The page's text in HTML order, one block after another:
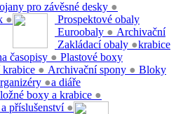
pro závěsné desky ●
●
Prospektové obaly
Euroobaly ●
Zakládací obaly ●
Archivační
krabice
časopisy ●
krabice ● Archivační spony ●
Plastové boxy
●
boxy a krabice ●
příslušenství ●
Bloky
a diáře